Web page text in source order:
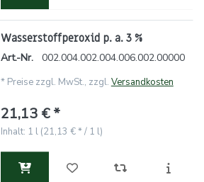
Wasserstoffperoxid p. a. 3 %
Art.-Nr. 002.004.002.004.006.002.00000
* Preise zzgl. MwSt., zzgl. Versandkosten
21,13 € *
Inhalt: 1 l (21,13 € * / 1 l)